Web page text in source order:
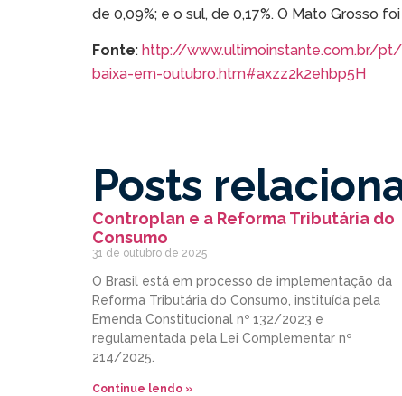
de 0,09%; e o sul, de 0,17%. O Mato Grosso
Fonte: http://www.ultimoinstante.com.br/pt/
baixa-em-outubro.htm#axzz2k2ehbp5H
Posts
Controplan e a Reforma Tributária do
Consumo
31 de outubro de 2025
O Brasil está em processo de implementação da
Reforma Tributária do Consumo, instituída pela
Emenda Constitucional nº 132/2023 e
regulamentada pela Lei Complementar nº
214/2025.
Continue lendo »